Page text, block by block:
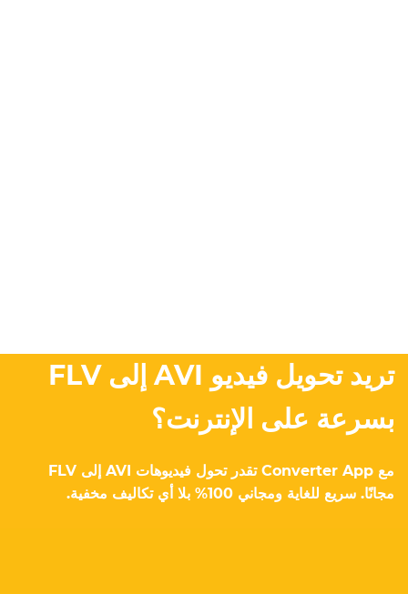
تريد تحويل فيديو AVI إلى FLV
بسرعة على الإنترنت؟
مع Converter App تقدر تحول فيديوهات AVI إلى FLV
مجانًا. سريع للغاية ومجاني 100% بلا أي تكاليف مخفية.